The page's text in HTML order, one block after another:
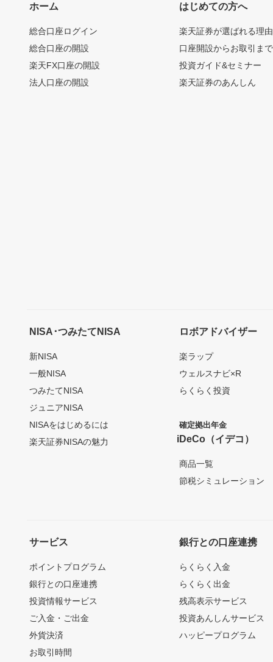
ホーム
総合口座ログイン
総合口座の開設
楽天FX口座の開設
法人口座の開設
はじめての方へ
楽天証券が選ばれる理由
口座開設からお取引ま
投資ガイド&セミナー
楽天証券のあんしん
NISA･つみたてNISA
新NISA
一般NISA
つみたてNISA
ジュニアNISA
NISAをはじめるには
楽天証券NISAの魅力
ロボアドバイザー
楽ラップ
ウェルスナビ×R
らくらく投資
確定拠出年金
iDeCo（イデコ）
商品一覧
節税シミュレーション
サービス
ポイントプログラム
銀行との口座連携
投資情報サービス
ご入金・ご出金
外貨決済
お取引時間
銀行との口座連携
らくらく入金
らくらく出金
残高表示サービス
投資あんしんサービス
ハッピープログラム